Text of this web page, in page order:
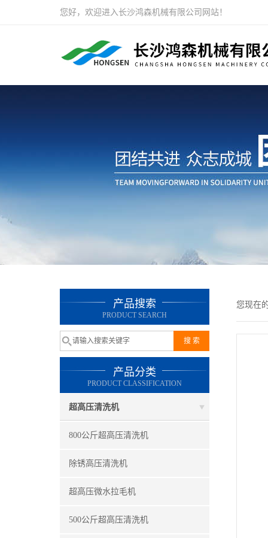
您好，欢迎进入长沙鸿森机械有限公司网站！
产品搜索
PRODUCT SEARCH
产品分类
PRODUCT CLASSIFICATION
超高压清洗机
800公斤超高压清洗机
除锈高压清洗机
超高压微水拉毛机
500公斤超高压清洗机
您现在